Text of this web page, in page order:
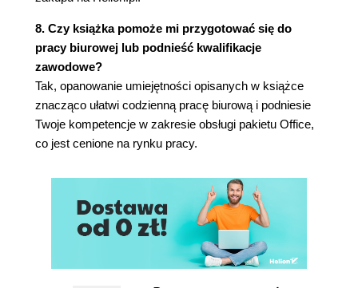
Przypisanie makropolecenia do przycisku
przyciskiem (114)
Zapisywanie makropolecenia (115)
Testowanie pliku z makropoleceniem (116)
Podsumowanie (118)
Rozdział 3. PowerPoint (119)
Zasady dobrych prezentacji (120)
Tempo (120)
Przerywniki (120)
Forma dostosowana do wieku (120)
8. Czy książka pomoże mi przygotować się do
pracy biurowej lub podnieść kwalifikacje
zawodowe?
Tak, opanowanie umiejętności opisanych w książce
znacząco ułatwi codzienną pracę biurową i podniesie
Twoje kompetencje w zakresie obsługi pakietu Office,
co jest cenione na rynku pracy.